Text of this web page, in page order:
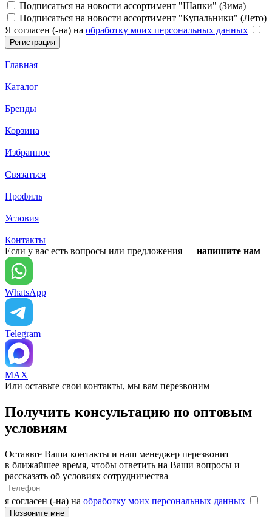
Подписаться на новости ассортимент "Шапки" (Зима)
Подписаться на новости ассортимент "Купальники" (Лето)
Я согласен (-на) на обработку моих персональных данных
Главная
Каталог
Бренды
Корзина
Избранное
Связаться
Профиль
Условия
Контакты
Если у вас есть вопросы или предложения — напишите нам
WhatsApp
Telegram
MAX
Или оставьте свои контакты, мы вам перезвоним
Получить консультацию по оптовым
условиям
Оставьте Ваши контакты и наш менеджер перезвонит
в ближайшее время, чтобы ответить на Ваши вопросы и
рассказать об условиях сотрудничества
я согласен (-на) на обработку моих персональных данных